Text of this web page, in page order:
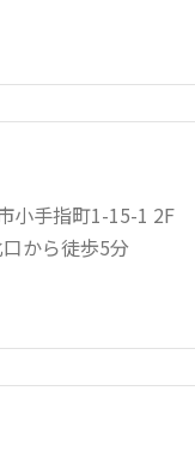
小手指町1-15-1 2F
から徒歩5分